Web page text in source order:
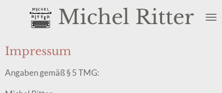
Hauptinhalt
Michel Ritter
Impressum
Angaben gemäß § 5 TMG: